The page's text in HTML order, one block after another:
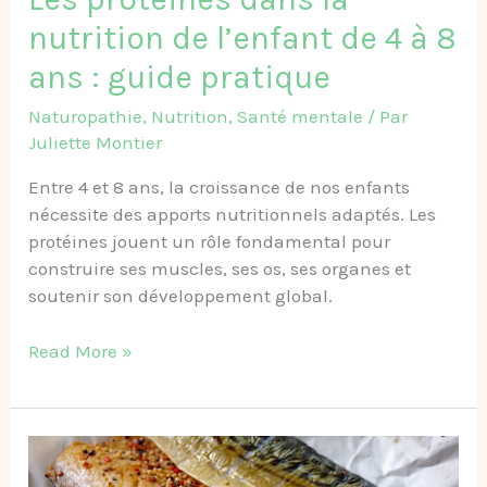
nutrition de l’enfant de 4 à 8
ans : guide pratique
Naturopathie, Nutrition,Santé mentale / Par
Juliette Montier
Entre 4 et 8 ans, la croissance de nos enfants
nécessite des apports nutritionnels adaptés. Les
protéines jouent un rôle fondamental pour
construire ses muscles, ses os, ses organes et
soutenir son développement global.
guide
Read More »
Les
protéines